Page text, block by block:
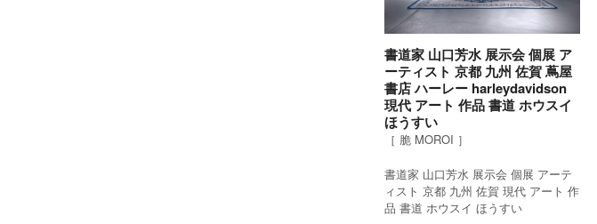
書道家 山口芳水 展示会 個展 ア
ーティスト 京都 九州 佐賀 蔦屋
書店 ハーレー harleydavidson
現代 アート 作品 書道 ホウスイ
ほうすい
［ 脆 MOROI ］
書道家 山口芳水 展示会 個展 アーテ
ィスト 京都 九州 佐賀 現代 アート 作
品 書道 ホウスイ ほうすい